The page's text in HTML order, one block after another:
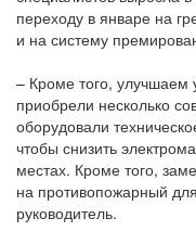
переходу в январе на
и на систему
– Кроме того, улучшаем
приобрели несколько
оборудовали
чтобы снизить
местах. Кроме того,
на противопожарный
руководитель.